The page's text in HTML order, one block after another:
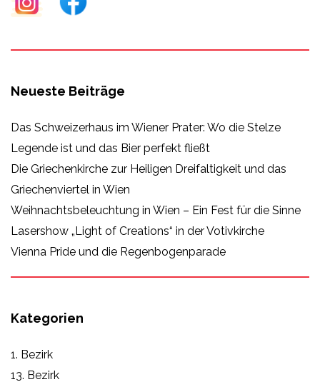
Neueste Beiträge
Das Schweizerhaus im Wiener Prater: Wo die Stelze
Legende ist und das Bier perfekt fließt
Die Griechenkirche zur Heiligen Dreifaltigkeit und das
Griechenviertel in Wien
Weihnachtsbeleuchtung in Wien – Ein Fest für die Sinne
Lasershow „Light of Creations“ in der Votivkirche
Vienna Pride und die Regenbogenparade
Kategorien
1. Bezirk
13. Bezirk